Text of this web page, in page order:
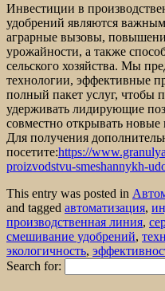
Инвестиции в
удобрений являются
аграрные вызовы,
урожайности, а также
сельского хозяйства. Мы
технологии, эффективные
полный пакет услуг, чтобы
удерживать лидирующие
совместно открывать новые
Для получения
посетите:https://
proizvodstvu-smeshannykh-
This entry was posted in
and tagged автоматизация,
производственная линия,
смешивание удобрений,
экологичность,
Search for: